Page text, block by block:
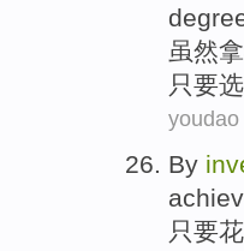
虽然拿
只要选
youdao
By
只要花